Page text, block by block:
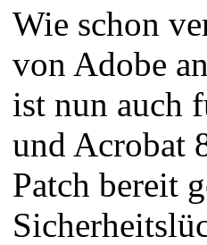
Wie schon
von Adobe
ist nun auch
und Acrobat
Patch bereit